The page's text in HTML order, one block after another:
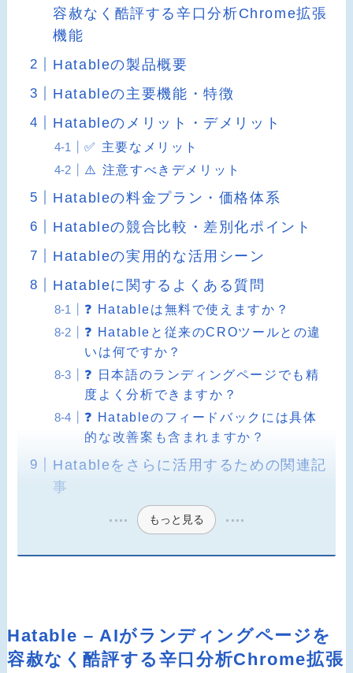
容赦なく酷評する辛口分析Chrome拡張
機能
Hatableの製品概要
Hatableの主要機能・特徴
Hatableのメリット・デメリット
✅ 主要なメリット
⚠️ 注意すべきデメリット
Hatableの料金プラン・価格体系
Hatableの競合比較・差別化ポイント
Hatableの実用的な活用シーン
Hatableに関するよくある質問
❓ Hatableは無料で使えますか？
❓ Hatableと従来のCROツールとの違
いは何ですか？
❓ 日本語のランディングページでも精
度よく分析できますか？
❓ Hatableのフィードバックには具体
的な改善案も含まれますか？
Hatableをさらに活用するための関連記
事
もっと見る
Hatable – AIがランディングページを
容赦なく酷評する辛口分析Chrome拡張